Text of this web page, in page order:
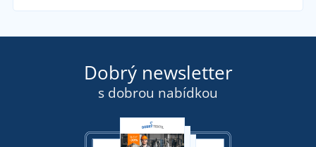
Dobrý newsletter
s dobrou nabídkou